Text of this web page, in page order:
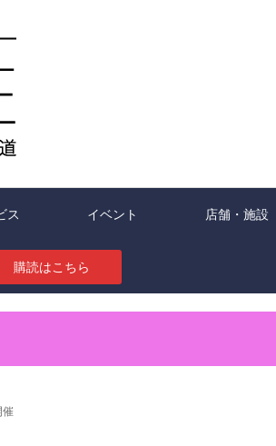
ス イベント 店舗・施設
購読はこちら
催